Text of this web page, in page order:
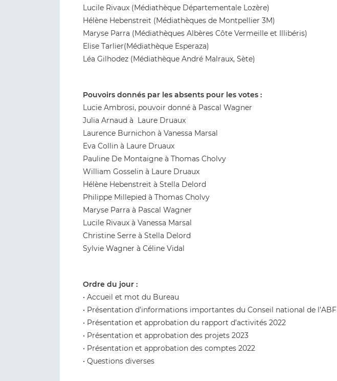
Lucile Rivaux (Médiathèque Départementale Lozère)
Hélène Hebenstreit (Médiathèques de Montpellier 3M)
Maryse Parra (Médiathèques Albères Côte Vermeille et Illibéris)
Elise Tarlier(Médiathèque Esperaza)
Léa Gilhodez (Médiathèque André Malraux, Sète)
Pouvoirs donnés par les absents pour les votes :
Lucie Ambrosi, pouvoir donné à Pascal Wagner
Julia Arnaud à Laure Druaux
Laurence Burnichon à Vanessa Marsal
Eva Collin à Laure Druaux
Pauline De Montaigne à Thomas Cholvy
William Gosselin à Laure Druaux
Hélène Hebenstreit à Stella Delord
Philippe Millepied à Thomas Cholvy
Maryse Parra à Pascal Wagner
Lucile Rivaux à Vanessa Marsal
Christine Serre à Stella Delord
Sylvie Wagner à Céline Vidal
Ordre du jour :
• Accueil et mot du Bureau
• Présentation d’informations importantes du Conseil national de l’ABF
• Présentation et approbation du rapport d’activités 2022
• Présentation et approbation des projets 2023
• Présentation et approbation des comptes 2022
• Questions diverses